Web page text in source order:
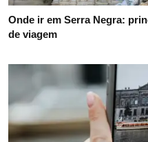
Onde ir em Serra Negra:
de viagem